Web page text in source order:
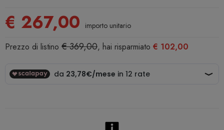
€ 267,00 importo unitario
Prezzo di listino € 369,00, hai risparmiato € 102,00